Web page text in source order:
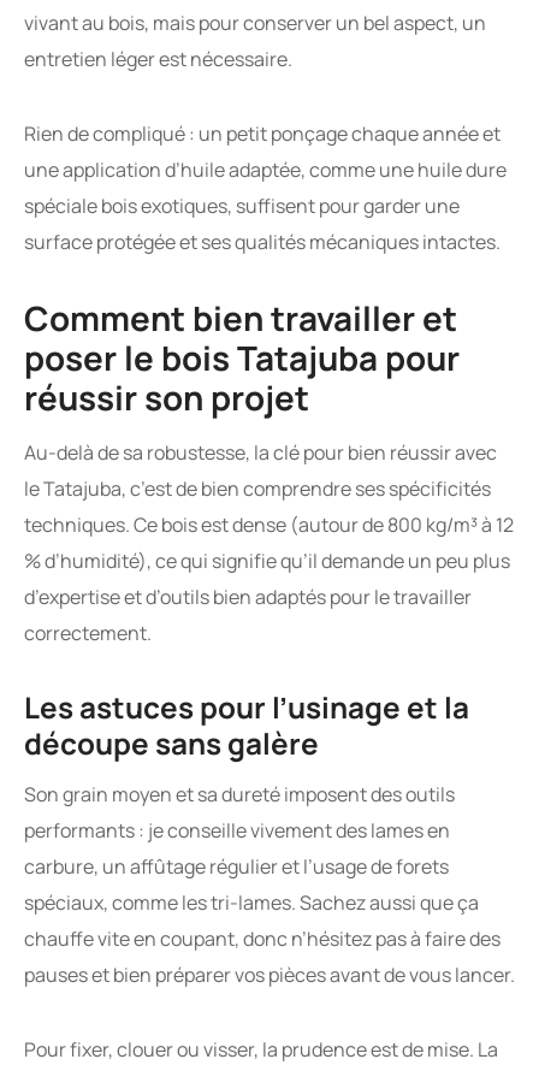
vivant au bois, mais pour conserver un bel aspect, un
entretien léger est nécessaire.
Rien de compliqué : un petit ponçage chaque année et
une application d’huile adaptée, comme une huile dure
spéciale bois exotiques, suffisent pour garder une
surface protégée et ses qualités mécaniques intactes.
Comment bien travailler et
poser le bois Tatajuba pour
réussir son projet
Au-delà de sa robustesse, la clé pour bien réussir avec
le Tatajuba, c’est de bien comprendre ses spécificités
techniques. Ce bois est dense (autour de 800 kg/m³ à 12
% d’humidité), ce qui signifie qu’il demande un peu plus
d’expertise et d’outils bien adaptés pour le travailler
correctement.
Les astuces pour l’usinage et la
découpe sans galère
Son grain moyen et sa dureté imposent des outils
performants : je conseille vivement des lames en
carbure, un affûtage régulier et l’usage de forets
spéciaux, comme les tri-lames. Sachez aussi que ça
chauffe vite en coupant, donc n’hésitez pas à faire des
pauses et bien préparer vos pièces avant de vous lancer.
Pour fixer, clouer ou visser, la prudence est de mise. La